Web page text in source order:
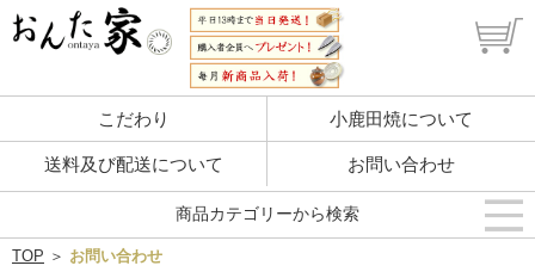
こだわり 小鹿田焼について
送料及び配送について お問い合わせ
TOP ＞ お問い合わせ
商品カテゴリーから検索